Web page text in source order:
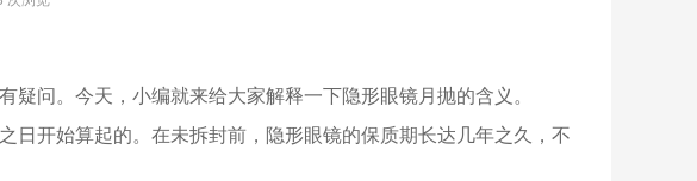
问。今天，小编就来给大家解释一下隐形眼镜月抛的含义。
日开始算起的。在未拆封前，隐形眼镜的保质期长达几年之久，不